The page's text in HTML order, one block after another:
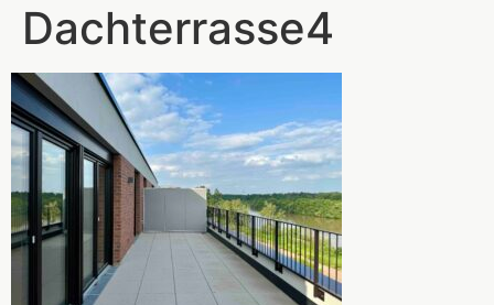
Dachterrasse4